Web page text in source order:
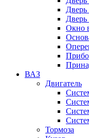
Дверь
Дверь
Окно
ВАЗ
Двигатель
Тормоза